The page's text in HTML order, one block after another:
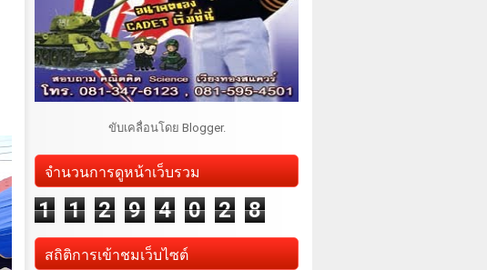
ขับเคลื่อนโดย Blogger.
จำนวนการดูหน้าเว็บรวม
1 1 2 9 4 0 2 8
สถิติการเข้าชมเว็บไซต์